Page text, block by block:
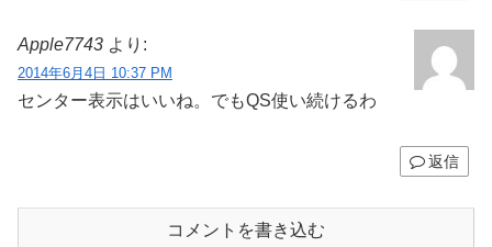
Apple7743 より:
2014年6月4日 10:37 PM
センター表示はいいね。でもQS使い続けるわ
返信
コメントを書き込む